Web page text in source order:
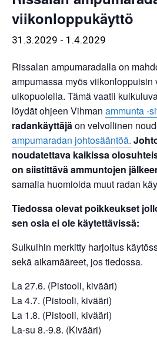
viikonloppukäyttö
31.3.2029 - 1.4.2029
Rissalan ampumaradalla on
ampumassa myös viikonloppuisin
ulkopuolella. Tämä vaatii
löydät ohjeen Vihman ammunta -
radankäyttäjäon velvollinen
ampumaradan johtosääntöä.
noudatettava kaikissa
on siistittävä ammuntojen
samalla huomioida muut radan
Tiedossa olevat poikkeukset
sen osia ei ole käytettävissä:
Sulkuihin merkitty harjoitus
sekä aikamääreet, jos tiedossa.
La 27.6. (Pistooli, kivääri)
La 4.7. (Pistooli, kivääri)
La 1.8. (Pistooli, kivääri)
La-su 8.-9.8. (Kivääri)